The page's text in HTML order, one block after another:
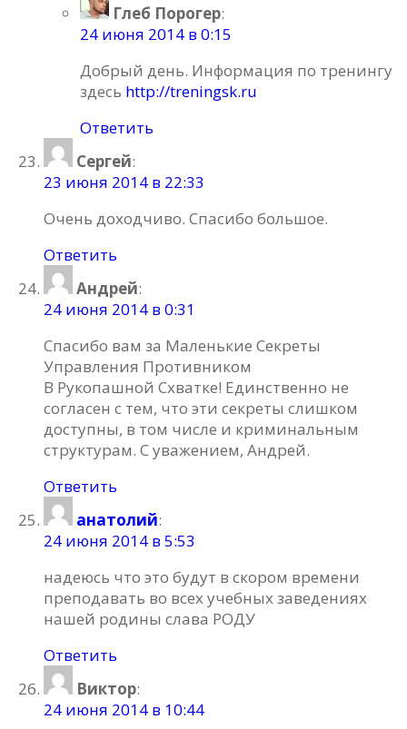
Глеб Порогер:
24 июня 2014 в 0:15
Добрый день. Информация по тренингу
здесь http://treningsk.ru
Ответить
Сергей:
23 июня 2014 в 22:33
Очень доходчиво. Спасибо большое.
Ответить
Андрей:
24 июня 2014 в 0:31
Спасибо вам за Маленькие Секреты
Управления Противником
В Рукопашной Схватке! Единственно не
согласен с тем, что эти секреты слишком
доступны, в том числе и криминальным
структурам. С уважением, Андрей.
Ответить
анатолий:
24 июня 2014 в 5:53
надеюсь что это будут в скором времени
преподавать во всех учебных заведениях
нашей родины слава РОДУ
Ответить
Виктор:
24 июня 2014 в 10:44